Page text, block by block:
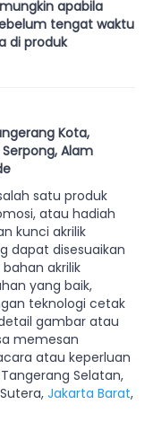
apabila
tengat waktu
di produk
Kota,
Alam
satu produk
atau hadiah
kunci akrilik
dapat disesuaikan
akrilik
yang baik,
teknologi cetak
gambar atau
memesan
atau keperluan
Selatan,
Jakarta Barat,